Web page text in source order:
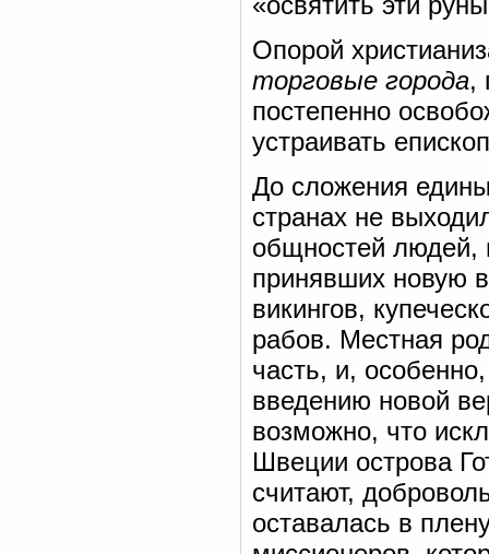
Опорой
торговые города,
постепенно
устраивать
До сложения
странах не
общностей людей,
принявших новую
викингов,
рабов. Местная
часть, и,
введению новой
возможно, что
Швеции острова
считают,
оставалась в